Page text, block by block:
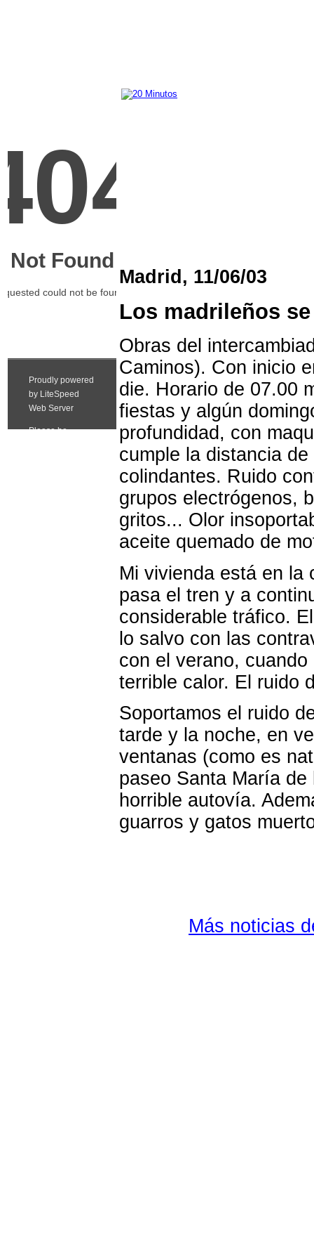
Madrid, 11/06/03
Los madrileños
Obras del
Caminos). Con inicio
die. Horario de 07.00
fiestas y algún
profundidad, con
cumple la distancia
colindantes. Ruido
grupos electrógenos,
gritos... Olor
aceite quemado de
Mi vivienda está en la
pasa el tren y a
considerable tráfico.
lo salvo con las
con el verano,
terrible calor. El ruido
Soportamos el ruido
tarde y la noche, en
ventanas (como es
paseo Santa María
horrible autovía.
guarros y gatos
Más noticias